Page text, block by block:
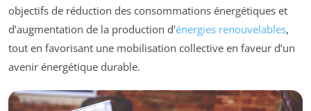
objectifs de réduction des consommations énergétiques et
d’augmentation de la production d’énergies renouvelables,
tout en favorisant une mobilisation collective en faveur d’un
avenir énergétique durable.